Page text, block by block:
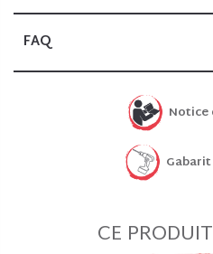
FAQ
CE PRODUIT